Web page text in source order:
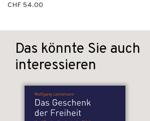
CHF 54.00
Das könnte Sie auch
interessieren